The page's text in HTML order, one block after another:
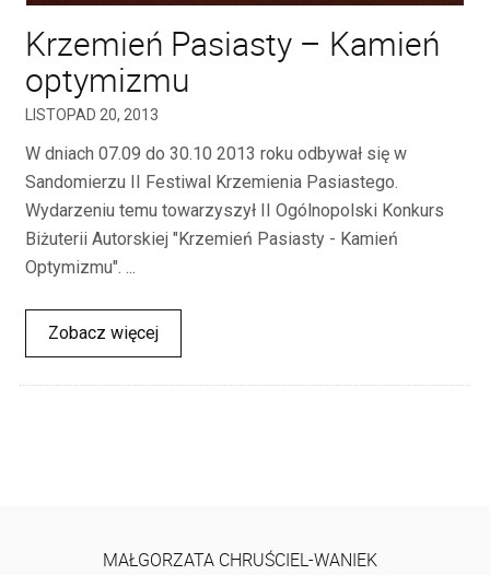
Krzemień Pasiasty – Kamień
optymizmu
LISTOPAD 20, 2013
W dniach 07.09 do 30.10 2013 roku odbywał się w
Sandomierzu II Festiwal Krzemienia Pasiastego.
Wydarzeniu temu towarzyszył II Ogólnopolski Konkurs
Biżuterii Autorskiej "Krzemień Pasiasty - Kamień
Optymizmu". ...
Zobacz więcej
MAŁGORZATA CHRUŚCIEL-WANIEK